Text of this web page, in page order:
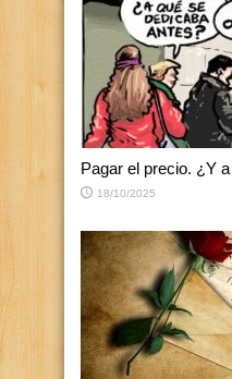
Pagar el precio. ¿Y
18/10/2025